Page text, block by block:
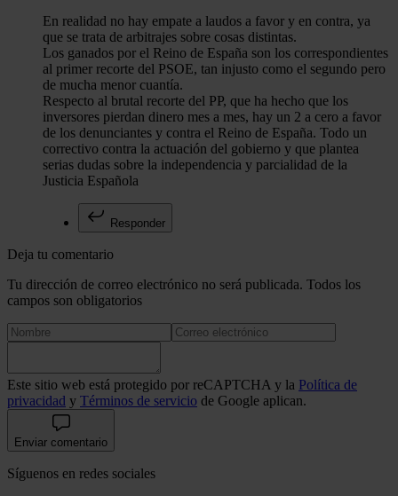
En realidad no hay empate a laudos a favor y en contra, ya
que se trata de arbitrajes sobre cosas distintas.
Los ganados por el Reino de España son los correspondientes
al primer recorte del PSOE, tan injusto como el segundo pero
de mucha menor cuantía.
Respecto al brutal recorte del PP, que ha hecho que los
inversores pierdan dinero mes a mes, hay un 2 a cero a favor
de los denunciantes y contra el Reino de España. Todo un
correctivo contra la actuación del gobierno y que plantea
serias dudas sobre la independencia y parcialidad de la
Justicia Española
Responder
Deja tu comentario
Tu dirección de correo electrónico no será publicada. Todos los
campos son obligatorios
Este sitio web está protegido por reCAPTCHA y la Política de
privacidad y Términos de servicio de Google aplican.
Enviar comentario
Síguenos en redes sociales